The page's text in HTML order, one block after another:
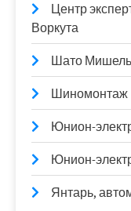
Центр
Воркута
Шато
Шиномонтаж
Юнион-
Юнион-
Янтарь,